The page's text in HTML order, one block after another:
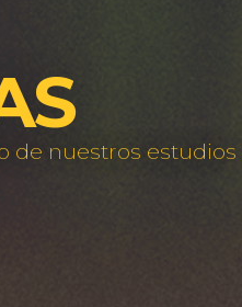
de nuestros estudios